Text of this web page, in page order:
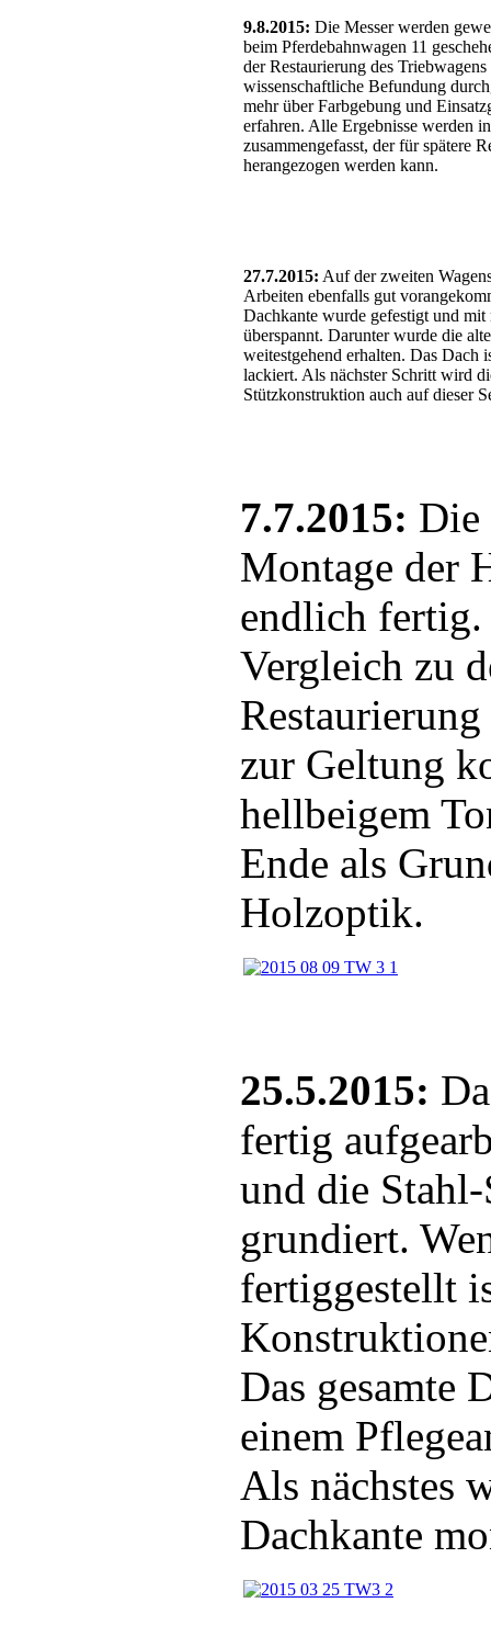
9.8.2015: Die Messer werden
beim Pferdebahnwagen 11
der Restaurierung des Triebwagens
wissenschaftliche Befundung
mehr über Farbgebung und
erfahren. Alle Ergebnisse werden
zusammengefasst, der für spätere
herangezogen werden kann.
27.7.2015: Auf der zweiten
Arbeiten ebenfalls gut
Dachkante wurde gefestigt und mit
überspannt. Darunter wurde die
weitestgehend erhalten. Das Dach
lackiert. Als nächster Schritt wird
Stützkonstruktion auch auf dieser
7.7.2015: Die
Montage der
endlich fertig.
Vergleich zu
zur Geltung
hellbeigem
Ende als
Holzoptik.
25.5.2015:
fertig
und die
grundiert.
fertiggestellt
Das gesamte
einem
Als nächstes
Dachkante